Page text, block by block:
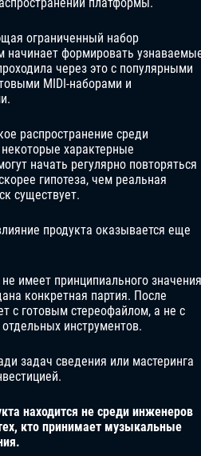
платформы.
ограниченный набор
начинает формировать
через это с популярными
MIDI-наборами и
распространение среди
характерные
начать регулярно повторяться
гипотеза, чем реальная
существует.
продукта оказывается еще
имеет принципиального
конкретная партия. После
с готовым стереофайлом, а не с
инструментов.
задач сведения или мастеринга
находится не среди инженеров
кто принимает музыкальные